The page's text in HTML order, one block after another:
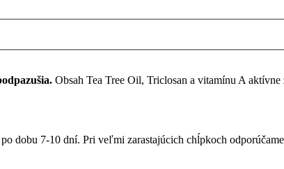
Obsah Tea Tree Oil, Triclosan a vitamínu A aktívne
dobu 7-10 dní. Pri veľmi zarastajúcich chĺpkoch